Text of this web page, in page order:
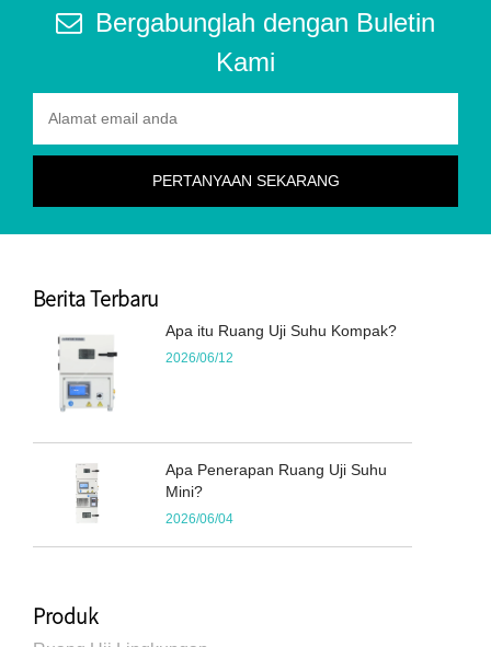
Bergabunglah dengan Buletin
Kami
Berita Terbaru
Apa itu Ruang Uji Suhu Kompak?
2026/06/12
Apa Penerapan Ruang Uji Suhu
Mini?
2026/06/04
Produk